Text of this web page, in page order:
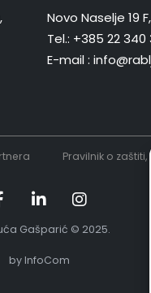
Novo Naselje 19
Tel.: +385 22 340
E-mail :
Pravilnik o
ća Gašparić © 2025.
by InfoCom